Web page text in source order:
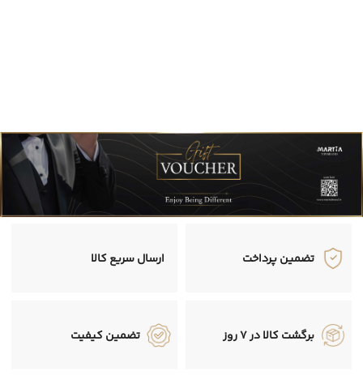
تضمین پرداخت ارسال سریع کالا
برگشت کالا در 7 روز تضمین کیفیت